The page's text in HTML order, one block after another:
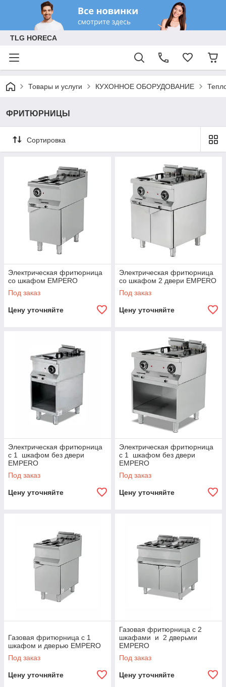
TLG HORECA
Товары и услуги КУХОННОЕ ОБОРУДОВАНИЕ
ФРИТЮРНИЦЫ
Сортировка
Электрическая фритюрница
со шкафом EMPERO
Под заказ
Цену уточняйте
Электрическая фритюрница
со шкафом 2 двери EMPERO
Под заказ
Цену уточняйте
Электрическая фритюрница
с 1 шкафом без двери
EMPERO
Под заказ
Цену уточняйте
Электрическая фритюрница
с 1 шкафом без двери
EMPERO
Под заказ
Цену уточняйте
Газовая фритюрница с 1
шкафом и дверью EMPERO
Под заказ
Цену уточняйте
Газовая фритюрница с 2
шкафами и 2 дверьми
EMPERO
Под заказ
Цену уточняйте